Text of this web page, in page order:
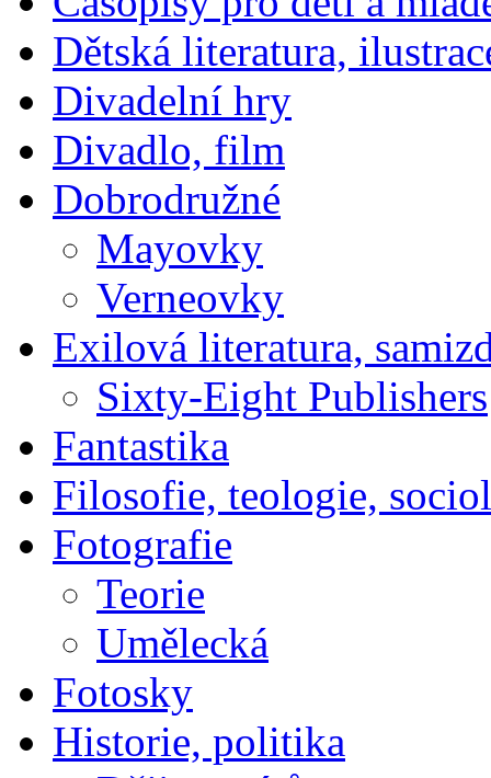
Dětská literatura,
Divadelní hry
Divadlo, film
Dobrodružné
Mayovky
Verneovky
Exilová literatura,
Sixty-Eight Publishers
Fantastika
Filosofie, teologie,
Fotografie
Teorie
Umělecká
Fotosky
Historie, politika